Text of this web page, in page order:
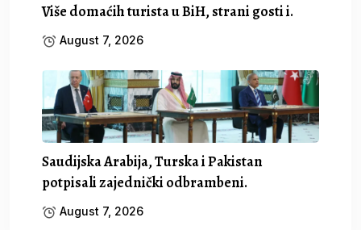
Više domaćih turista u BiH, strani gosti i.
August 7, 2026
Saudijska Arabija, Turska i Pakistan
potpisali zajednički odbrambeni.
August 7, 2026